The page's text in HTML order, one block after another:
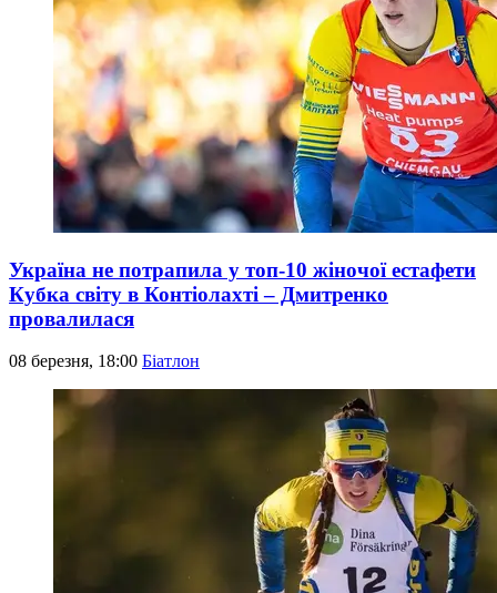
Україна не потрапила у топ-10 жіночої естафети
Кубка світу в Контіолахті – Дмитренко
провалилася
08 березня, 18:00 Біатлон